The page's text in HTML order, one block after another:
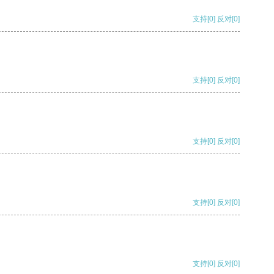
支持[0] 反对[0]
支持[0] 反对[0]
支持[0] 反对[0]
支持[0] 反对[0]
支持[0] 反对[0]